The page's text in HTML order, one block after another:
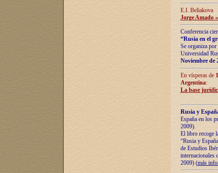
E.I. Beliakova
Jorge Amado
Conferencia
“Rusia en el
Se organiza
Universidad
Noviembre de
En vísperas de
Argentina:
La base
Rusia y
España en los
2009).
El libro recoge
“Rusia y
de Estudios
internacionales
2009) (más